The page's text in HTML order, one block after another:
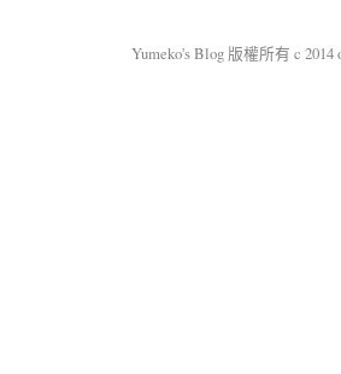
Yumeko's Blog 版權所有 c